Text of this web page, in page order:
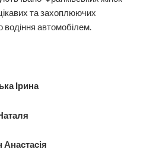
та захоплюючих
водіння автомобілем.
Ірина